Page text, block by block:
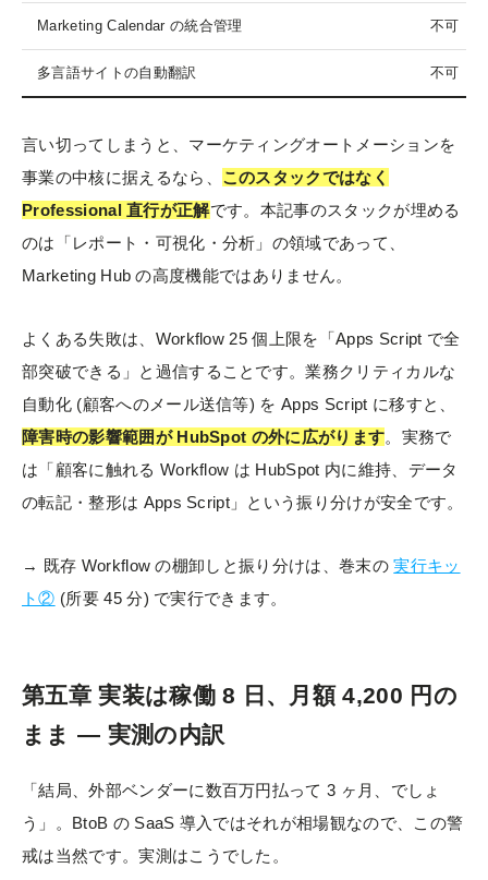
Marketing Calendar の統合管理 不可
多言語サイトの自動翻訳 不可
言い切ってしまうと、マーケティングオートメーションを
事業の中核に据えるなら、 このスタックではなく
Professional 直行が正解です。本記事のスタックが埋める
のは「レポート・可視化・分析」の領域であって、
Marketing Hub の高度機能ではありません。
よくある失敗は、Workflow 25 個上限を「Apps Script で全
部突破できる」と過信することです。業務クリティカルな
自動化 (顧客へのメール送信等) を Apps Script に移すと、
障害時の影響範囲が HubSpot の外に広がります。実務で
は「顧客に触れる Workflow は HubSpot 内に維持、データ
の転記・整形は Apps Script」という振り分けが安全です。
→ 既存 Workflow の棚卸しと振り分けは、巻末の実行キッ
ト② (所要 45 分) で実行できます。
第五章 実装は稼働 8 日、月額 4,200 円の
まま — 実測の内訳
「結局、外部ベンダーに数百万円払って 3 ヶ月、でしょ
う」。BtoB の SaaS 導入ではそれが相場観なので、この警
戒は当然です。実測はこうでした。